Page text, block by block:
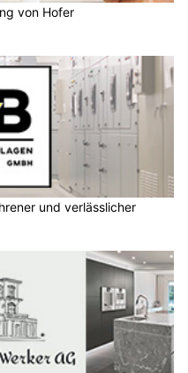
von Hofer
und verlässlicher